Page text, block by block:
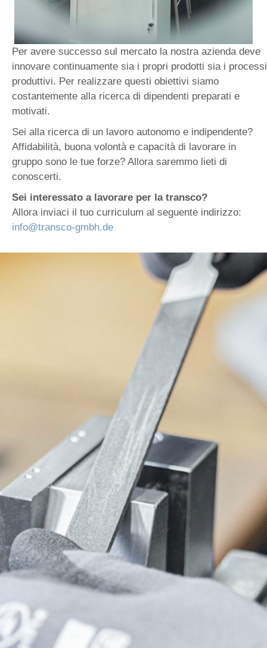
Per avere successo sul mercato la nostra azienda deve
innovare continuamente sia i propri prodotti sia i processi
produttivi. Per realizzare questi obiettivi siamo
costantemente alla ricerca di dipendenti preparati e
motivati.
Sei alla ricerca di un lavoro autonomo e indipendente?
Affidabilità, buona volontà e capacità di lavorare in
gruppo sono le tue forze? Allora saremmo lieti di
conoscerti.
Sei interessato a lavorare per la transco?
Allora inviaci il tuo curriculum al seguente indirizzo:
info@transco-gmbh.de